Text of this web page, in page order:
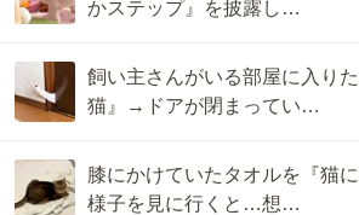
かステップ』を披露し…
飼い主さんがいる部屋に入り
猫』→ドアが閉まってい…
膝にかけていたタオルを『猫
様子を見に行くと…想…